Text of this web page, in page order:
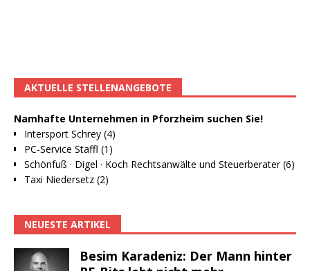
AKTUELLE STELLENANGEBOTE
Namhafte Unternehmen in Pforzheim suchen Sie!
Intersport Schrey (4)
PC-Service Staffl (1)
Schönfuß · Digel · Koch Rechtsanwälte und Steuerberater (6)
Taxi Niedersetz (2)
NEUESTE ARTIKEL
Besim Karadeniz: Der Mann hinter